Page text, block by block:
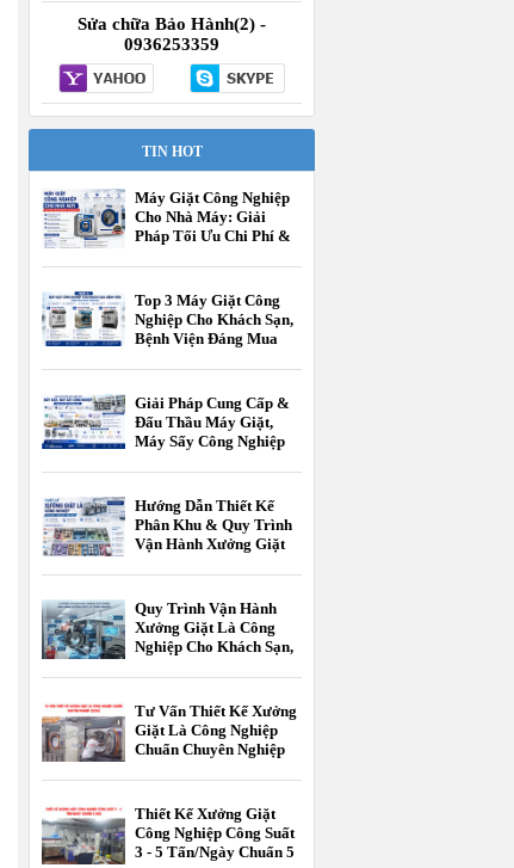
Sửa chữa Bảo Hành(2) -
0936253359
TIN HOT
Máy Giặt Công Nghiệp
Cho Nhà Máy: Giải
Pháp Tối Ưu Chi Phí &
Top 3 Máy Giặt Công
Nghiệp Cho Khách Sạn,
Bệnh Viện Đáng Mua
Giải Pháp Cung Cấp &
Đấu Thầu Máy Giặt,
Máy Sấy Công Nghiệp
Học
Hướng Dẫn Thiết Kế
Phân Khu & Quy Trình
Vận Hành Xưởng Giặt
Quy Trình Vận Hành
Xưởng Giặt Là Công
Nghiệp Cho Khách Sạn,
Tư Vấn Thiết Kế Xưởng
Giặt Là Công Nghiệp
Chuẩn Chuyên Nghiệp
Thiết Kế Xưởng Giặt
Công Nghiệp Công Suất
3 - 5 Tấn/Ngày Chuẩn 5